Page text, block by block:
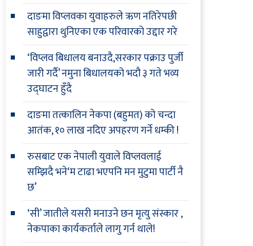
दाङमा विप्लवका युवाहरुले ऋण नतिरेपछी
साहुद्वारा थुनिएका एक परिवारको उद्दार गरे
‘विप्लव बिधालय बनाउदै,सरकार पक्राउ पुर्जी
जारी गर्दै’ नमुना बिधालयको भदौ ३ गते भव्य
उद्घाटन हुँदै
दाङमा तत्कालिन नेकपा (बहुमत) को चन्दा
आतंक, १० लाख नदिए अपहरण गर्ने धम्की !
रुसबाट एक नेपाली युवाले विप्लवलाई
सम्झिदै भने‘म टाढा भएपनि मन मुटुमा पार्टी नै
छ’
‘सी’ जातीले यसरी मनाउने छन मृत्यु संस्कार ,
नेकपाका कार्यकर्ताले लागु गर्न थाले!